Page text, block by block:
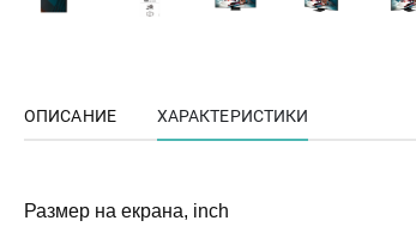
ОПИСАНИЕ ХАРАКТЕРИСТИКИ
Размер на екрана, inch